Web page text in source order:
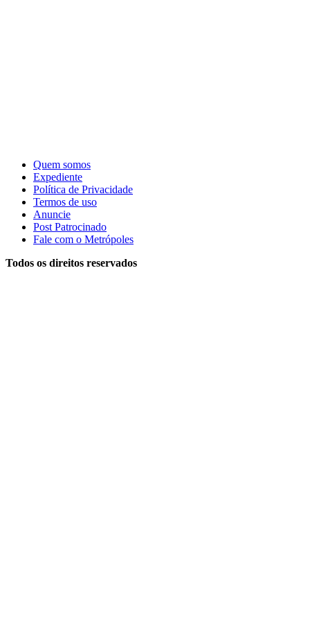
Quem somos
Expediente
Política de Privacidade
Termos de uso
Anuncie
Post Patrocinado
Fale com o Metrópoles
Todos os direitos reservados